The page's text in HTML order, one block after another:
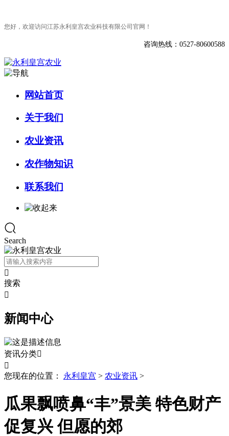
您好，欢迎访问江苏永利皇宫农业科技有限公司官网！
咨询热线：0527-80600588
网站首页
关于我们
农业资讯
农作物知识
联系我们
Search

搜索

新闻中心
资讯分类

您现在的位置：
永利皇宫 > 农业资讯 >
瓜果飘喷鼻“丰”景美 特色财产
促复兴 但愿的郊